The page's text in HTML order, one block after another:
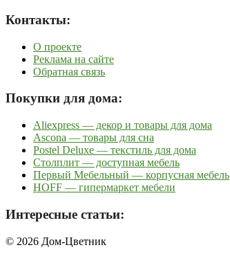
Контакты:
О проекте
Реклама на сайте
Обратная связь
Покупки для дома:
Aliexpress — декор и товары для дома
Ascona — товары для сна
Postel Deluxe — текстиль для дома
Столплит — доступная мебель
Первый Мебельный — корпусная мебель
HOFF — гипермаркет мебели
Интересные статьи:
© 2026 Дом-Цветник